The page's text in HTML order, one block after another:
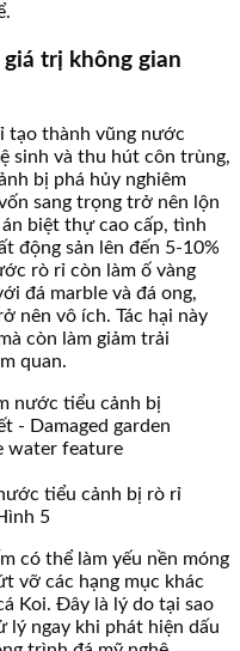
trị không gian
tạo thành vũng nước
sinh và thu hút côn trùng,
bị phá hủy nghiêm
sang trọng trở nên lộn
biệt thự cao cấp, tình
động sản lên đến 5-10%
rò rỉ còn làm ố vàng
đá marble và đá ong,
nên vô ích. Tác hại này
còn làm giảm trải
quan.
tiểu cảnh bị rò rỉ
5
có thể làm yếu nền móng
vỡ các hạng mục khác
Koi. Đây là lý do tại sao
lý ngay khi phát hiện dấu